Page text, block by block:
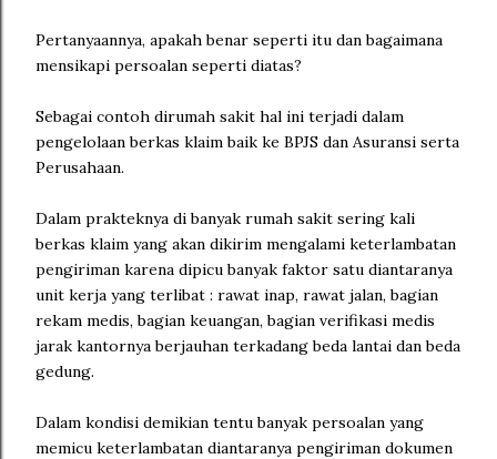
Pertanyaannya, apakah benar seperti itu dan bagaimana
mensikapi persoalan seperti diatas?
Sebagai contoh dirumah sakit hal ini terjadi dalam
pengelolaan berkas klaim baik ke BPJS dan Asuransi serta
Perusahaan.
Dalam prakteknya di banyak rumah sakit sering kali
berkas klaim yang akan dikirim mengalami keterlambatan
pengiriman karena dipicu banyak faktor satu diantaranya
unit kerja yang terlibat : rawat inap, rawat jalan, bagian
rekam medis, bagian keuangan, bagian verifikasi medis
jarak kantornya berjauhan terkadang beda lantai dan beda
gedung.
Dalam kondisi demikian tentu banyak persoalan yang
memicu keterlambatan diantaranya pengiriman dokumen